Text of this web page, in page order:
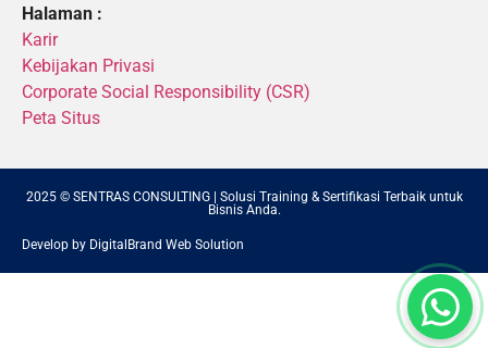
Halaman :
Karir
Kebijakan Privasi
Corporate Social Responsibility (CSR)
Peta Situs
2025 © SENTRAS CONSULTING | Solusi Training & Sertifikasi Terbaik untuk
Bisnis Anda.
Develop by DigitalBrand Web Solution